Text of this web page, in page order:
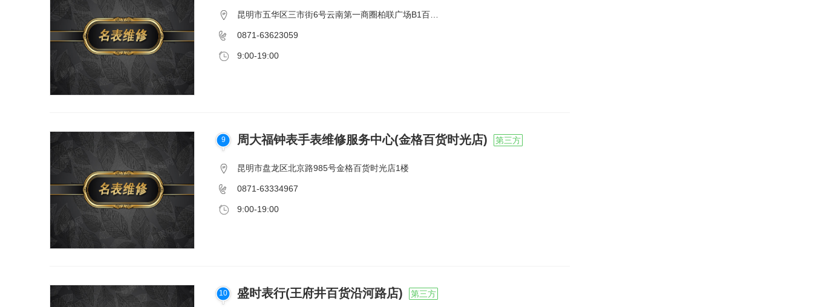
昆明市五华区三市街6号云南第一商圈柏联广场B1百盛购物中心F3
0871-63623059
9:00-19:00
9 周大福钟表手表维修服务中心(金格百货时光店) 第三方
昆明市盘龙区北京路985号金格百货时光店1楼
0871-63334967
9:00-19:00
10 盛时表行(王府井百货沿河路店) 第三方